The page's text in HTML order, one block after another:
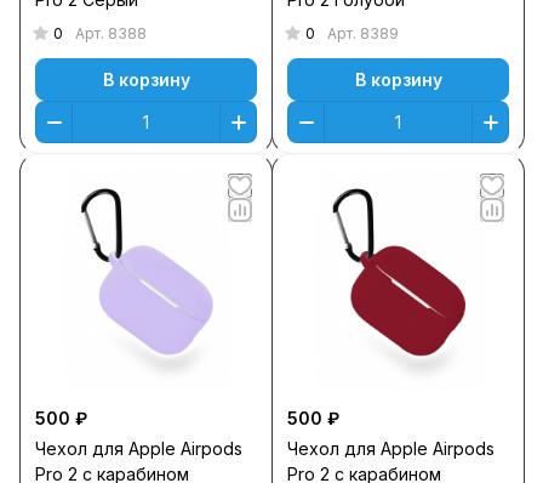
0 Арт. 8388
В корзину
0 Арт. 8389
В корзину
500 ₽
Чехол для Apple Airpods
Pro 2 с карабином
500 ₽
Чехол для Apple Airpods
Pro 2 с карабином